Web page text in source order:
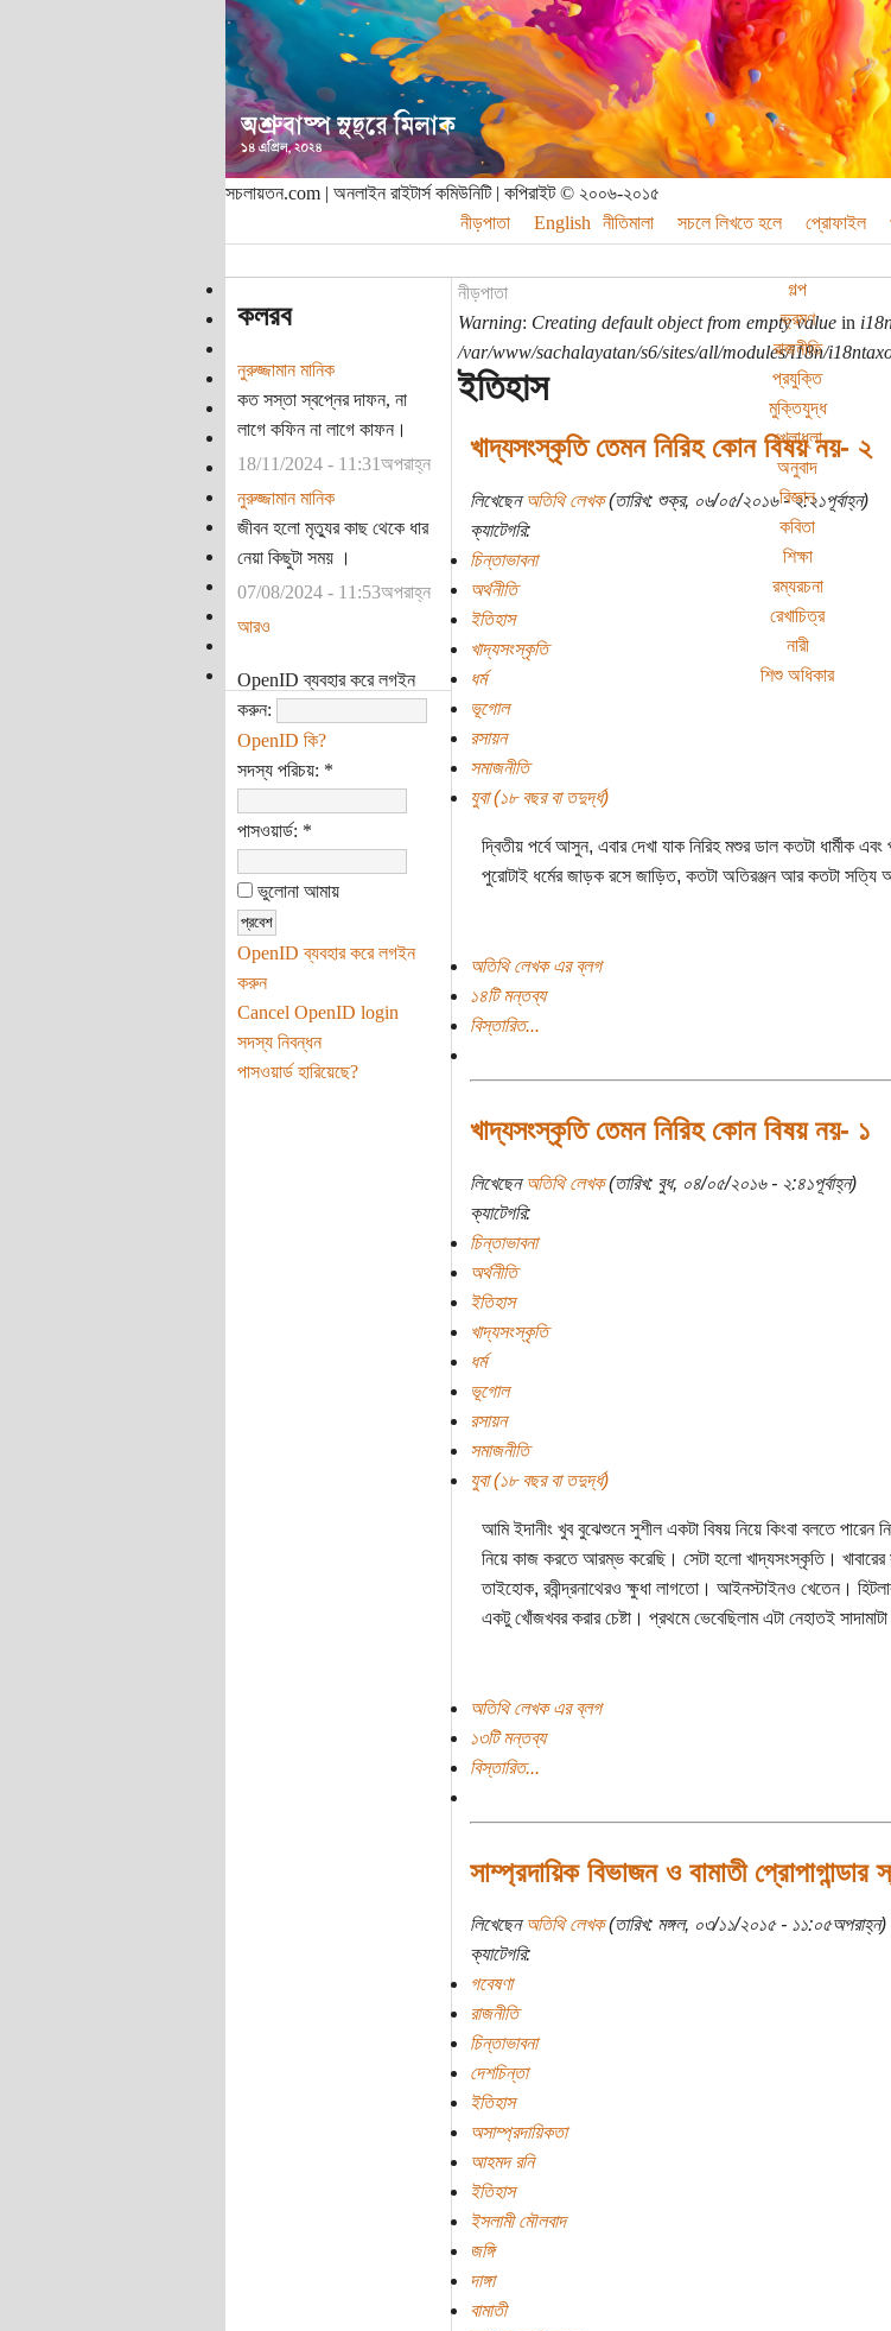
সচলায়তন.com | অনলাইন রাইটার্স কমিউনিটি | কপিরাইট © ২০০৬-২০১৫
নীড়পাতা
English নীতিমালা সচলে লিখতে হলে প্রোফাইল
গল্প
ভ্রমণ
রাজনীতি
প্রযুক্তি
মুক্তিযুদ্ধ
খেলাধুলা
অনুবাদ
বিজ্ঞান
কবিতা
শিক্ষা
রম্যরচনা
রেখাচিত্র
নারী
শিশু অধিকার
কলরব
নুরুজ্জামান মানিক
কত সস্তা স্বপ্নের দাফন, না
লাগে কফিন না লাগে কাফন।
18/11/2024 - 11:31অপরাহ্ন
নুরুজ্জামান মানিক
জীবন হলো মৃত্যুর কাছ থেকে ধার
নেয়া কিছুটা সময় ।
07/08/2024 - 11:53অপরাহ্ন
আরও
OpenID ব্যবহার করে লগইন
করুন:
OpenID কি?
সদস্য পরিচয়: *
পাসওয়ার্ড: *
ভুলোনা আমায়
OpenID ব্যবহার করে লগইন
করুন
Cancel OpenID login
সদস্য নিবন্ধন
পাসওয়ার্ড হারিয়েছে?
নীড়পাতা
Warning: Creating default object from empty valuein
/var/www/sachalayatan/s6/sites/all/modules/i18n/
ইতিহাস
খাদ্যসংস্কৃতি তেমন নিরিহ কোন বিষয় নয়- ২
লিখেছেনঅতিথি লেখক(তারিখ: শুক্র, ০৬/০৫/২০১৬ - ২:২১পূর্বাহ্ন)
ক্যাটেগরি:
চিন্তাভাবনা
অর্থনীতি
ইতিহাস
খাদ্যসংস্কৃতি
ধর্ম
ভূগোল
রসায়ন
সমাজনীতি
যুবা (১৮ বছর বা তদুর্দ্ধ)
দ্বিতীয় পর্বে আসুন, এবার দেখা যাক নিরিহ মশুর ডাল কতটা ধার্মীক
পুরোটাই ধর্মের জাড়ক রসে জাড়িত, কতটা অতিরঞ্জন আর কতটা সত্যি
অতিথি লেখক এর ব্লগ
১৪টি মন্তব্য
বিস্তারিত...
খাদ্যসংস্কৃতি তেমন নিরিহ কোন বিষয় নয়- ১
লিখেছেনঅতিথি লেখক(তারিখ: বুধ, ০৪/০৫/২০১৬ - ২:৪১পূর্বাহ্ন)
ক্যাটেগরি:
চিন্তাভাবনা
অর্থনীতি
ইতিহাস
খাদ্যসংস্কৃতি
ধর্ম
ভূগোল
রসায়ন
সমাজনীতি
যুবা (১৮ বছর বা তদুর্দ্ধ)
আমি ইদানীং খুব বুঝেশুনে সুশীল একটা বিষয় নিয়ে কিংবা বলতে
নিয়ে কাজ করতে আরম্ভ করেছি। সেটা হলো খাদ্যসংস্কৃতি।
তাইহোক, রবীন্দ্রনাথেরও ক্ষুধা লাগতো। আইনস্টাইনও খেতেন।
একটু খোঁজখবর করার চেষ্টা। প্রথমে ভেবেছিলাম এটা নেহাতই
অতিথি লেখক এর ব্লগ
১৩টি মন্তব্য
বিস্তারিত...
সাম্প্রদায়িক বিভাজন ও বামাতী
লিখেছেনঅতিথি লেখক(তারিখ: মঙ্গল, ০৩/১১/২০১৫ - ১১:০৫অপরাহ্ন)
ক্যাটেগরি:
গবেষণা
রাজনীতি
চিন্তাভাবনা
দেশচিন্তা
ইতিহাস
অসাম্প্রদায়িকতা
আহমদ রনি
ইতিহাস
ইসলামী মৌলবাদ
জঙ্গি
দাঙ্গা
বামাতী